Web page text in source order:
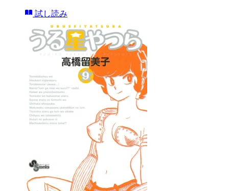
試し読み